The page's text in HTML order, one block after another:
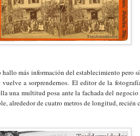
más información del establecimiento pero
vuelve a sorprendernos. El editor de la
una multitud posa ante la fachada del
alrededor de cuatro metros de longitud, recién